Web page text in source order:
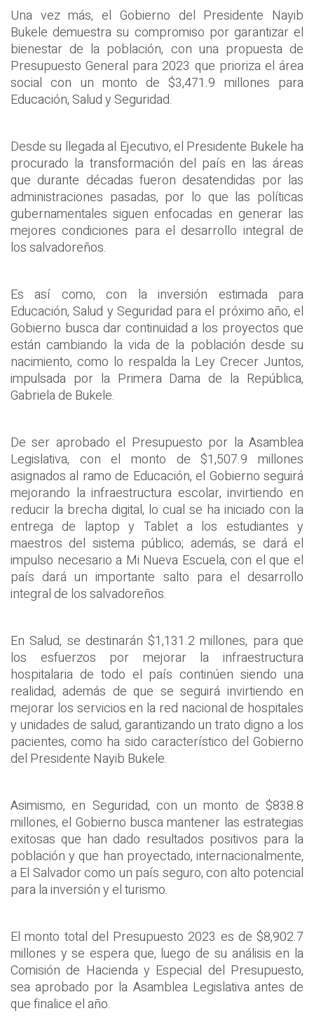
Una vez más, el Gobierno del Presidente Nayib
Bukele demuestra su compromiso por garantizar el
bienestar de la población, con una propuesta de
Presupuesto General para 2023 que prioriza el área
social con un monto de $3,471.9 millones para
Educación, Salud y Seguridad.
Desde su llegada al Ejecutivo, el Presidente Bukele ha
procurado la transformación del país en las áreas
que durante décadas fueron desatendidas por las
administraciones pasadas, por lo que las políticas
gubernamentales siguen enfocadas en generar las
mejores condiciones para el desarrollo integral de
los salvadoreños.
Es así como, con la inversión estimada para
Educación, Salud y Seguridad para el próximo año, el
Gobierno busca dar continuidad a los proyectos que
están cambiando la vida de la población desde su
nacimiento, como lo respalda la Ley Crecer Juntos,
impulsada por la Primera Dama de la República,
Gabriela de Bukele.
De ser aprobado el Presupuesto por la Asamblea
Legislativa, con el monto de $1,507.9 millones
asignados al ramo de Educación, el Gobierno seguirá
mejorando la infraestructura escolar, invirtiendo en
reducir la brecha digital, lo cual se ha iniciado con la
entrega de laptop y Tablet a los estudiantes y
maestros del sistema público; además, se dará el
impulso necesario a Mi Nueva Escuela, con el que el
país dará un importante salto para el desarrollo
integral de los salvadoreños.
En Salud, se destinarán $1,131.2 millones, para que
los esfuerzos por mejorar la infraestructura
hospitalaria de todo el país continúen siendo una
realidad, además de que se seguirá invirtiendo en
mejorar los servicios en la red nacional de hospitales
y unidades de salud, garantizando un trato digno a los
pacientes, como ha sido característico del Gobierno
del Presidente Nayib Bukele.
Asimismo, en Seguridad, con un monto de $838.8
millones, el Gobierno busca mantener las estrategias
exitosas que han dado resultados positivos para la
población y que han proyectado, internacionalmente,
a El Salvador como un país seguro, con alto potencial
para la inversión y el turismo.
El monto total del Presupuesto 2023 es de $8,902.7
millones y se espera que, luego de su análisis en la
Comisión de Hacienda y Especial del Presupuesto,
sea aprobado por la Asamblea Legislativa antes de
que finalice el año.